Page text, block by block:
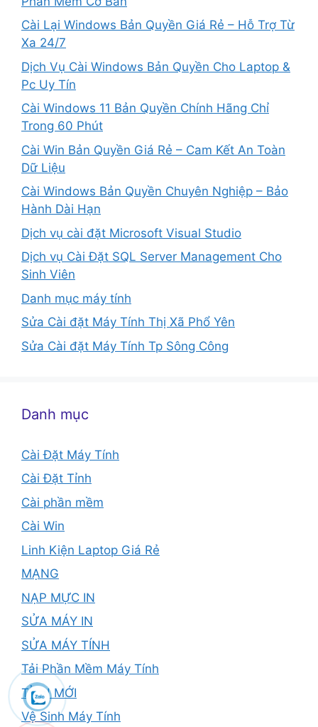
Cài Lại Windows Bản Quyền Giá Rẻ – Hỗ Trợ Từ
Xa 24/7
Dịch Vụ Cài Windows Bản Quyền Cho Laptop &
Pc Uy Tín
Cài Windows 11 Bản Quyền Chính Hãng Chỉ
Trong 60 Phút
Cài Win Bản Quyền Giá Rẻ – Cam Kết An Toàn
Dữ Liệu
Cài Windows Bản Quyền Chuyên Nghiệp – Bảo
Hành Dài Hạn
Dịch vụ cài đặt Microsoft Visual Studio
Dịch vụ Cài Đặt SQL Server Management Cho
Sinh Viên
Danh mục máy tính
Sửa Cài đặt Máy Tính Thị Xã Phổ Yên
Sửa Cài đặt Máy Tính Tp Sông Công
Danh mục
Cài Đặt Máy Tính
Cài Đặt Tỉnh
Cài phần mềm
Cài Win
Linh Kiện Laptop Giá Rẻ
MẠNG
NẠP MỰC IN
SỬA MÁY IN
SỬA MÁY TÍNH
Tải Phần Mềm Máy Tính
TỈNH MỚI
Vệ Sinh Máy Tính